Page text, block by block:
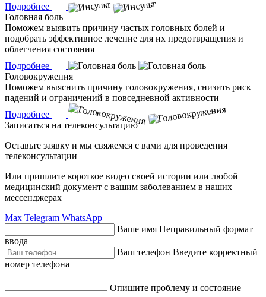
Подробнее
Головная боль
Поможем выявить причину частых головных болей и
подобрать эффективное лечение для их предотвращения и
облегчения состояния
Подробнее
Головокружения
Поможем выяснить причину головокружения, снизить риск
падений и ограничений в повседневной активности
Подробнее
Записаться на телеконсультацию
Оставьте заявку и мы свяжемся с вами для проведения
телеконсультации
Или пришлите короткое видео своей истории или любой
медицинский документ с вашим заболеванием в наших
мессенджерах
Max Telegram WhatsApp
Ваше имя Неправильный формат
ввода
Ваш телефон Введите корректный
номер телефона
Опишите проблему и состояние